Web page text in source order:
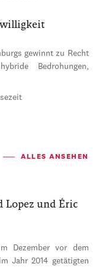
gewinnt zu Recht
Bedrohungen,
ALLES ANSEHEN
Lopez und Éric
Dezember vor dem
Jahr 2014 getätigten